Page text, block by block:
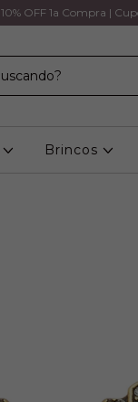
10% OFF 1a Compra |
Brincos